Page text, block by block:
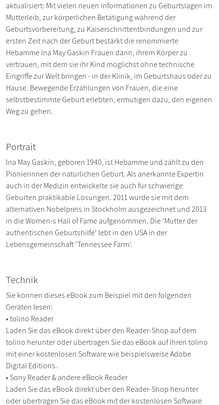
aktualisiert: Mit vielen neuen Informationen zu Geburtslagen im
Mutterleib, zur körperlichen Betätigung während der
Geburtsvorbereitung, zu Kaiserschnittentbindungen und zur
ersten Zeit nach der Geburt bestärkt die renommierte
Hebamme Ina May Gaskin Frauen darin, ihrem Körper zu
vertrauen, mit dem sie ihr Kind möglichst ohne technische
Eingriffe zur Welt bringen - in der Klinik, im Geburtshaus oder zu
Hause. Bewegende Erzählungen von Frauen, die eine
selbstbestimmte Geburt erlebten, ermutigen dazu, den eigenen
Weg zu gehen.
Portrait
Ina May Gaskin, geboren 1940, ist Hebamme und zählt zu den
Pionierinnen der natürlichen Geburt. Als anerkannte Expertin
auch in der Medizin entwickelte sie auch für schwierige
Geburten praktikable Lösungen. 2011 wurde sie mit dem
alternativen Nobelpreis in Stockholm ausgezeichnet und 2013
in die Women-s Hall of Fame aufgenommen. Die 'Mutter der
authentischen Geburtshilfe' lebt in den USA in der
Lebensgemeinschaft 'Tennessee Farm'.
Technik
Sie können dieses eBook zum Beispiel mit den folgenden
Geräten lesen:
• tolino Reader
Laden Sie das eBook direkt über den Reader-Shop auf dem
tolino herunter oder übertragen Sie das eBook auf Ihren tolino
mit einer kostenlosen Software wie beispielsweise Adobe
Digital Editions.
• Sony Reader & andere eBook Reader
Laden Sie das eBook direkt über den Reader-Shop herunter
oder übertragen Sie das eBook mit der kostenlosen Software